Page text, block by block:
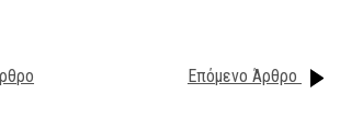
Επόμενο Άρθρο